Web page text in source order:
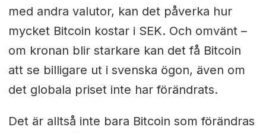
med andra valutor, kan det påverka hur
mycket Bitcoin kostar i SEK. Och omvänt –
om kronan blir starkare kan det få Bitcoin
att se billigare ut i svenska ögon, även om
det globala priset inte har förändrats.
Det är alltså inte bara Bitcoin som förändras